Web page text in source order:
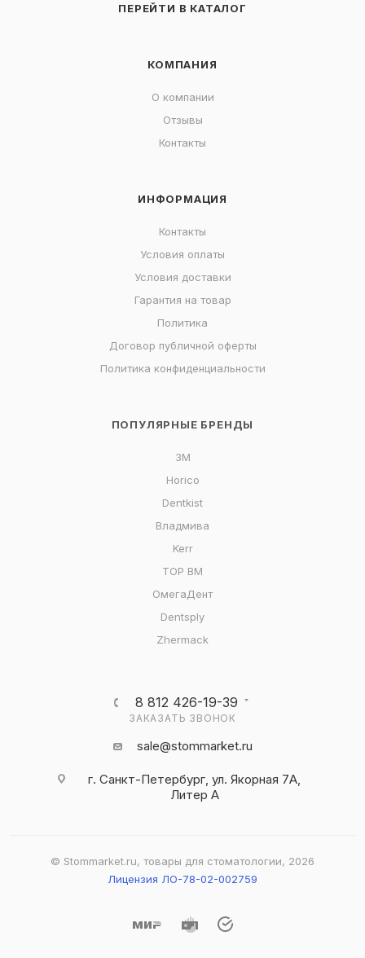
ПЕРЕЙТИ В КАТАЛОГ
КОМПАНИЯ
О компании
Отзывы
Контакты
ИНФОРМАЦИЯ
Контакты
Условия оплаты
Условия доставки
Гарантия на товар
Политика
Договор публичной оферты
Политика конфиденциальности
ПОПУЛЯРНЫЕ БРЕНДЫ
3M
Horico
Dentkist
Владмива
Kerr
ТОР ВМ
ОмегаДент
Dentsply
Zhermack
8 812 426-19-39
ЗАКАЗАТЬ ЗВОНОК
sale@stommarket.ru
г. Cанкт-Петербург, ул. Якорная 7А,
Литер А
© Stommarket.ru, товары для стоматологии, 2026
Лицензия ЛО-78-02-002759